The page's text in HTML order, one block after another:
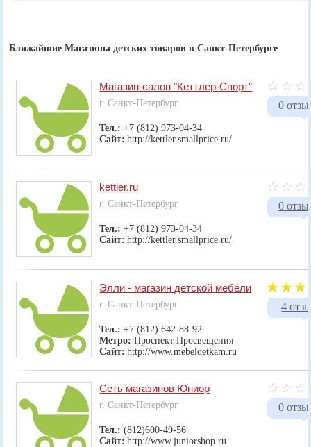
Ближайшие Магазины детских товаров в Санкт-Петербурге
0
Магазин-салон "Кеттлер-Спорт"
г. Санкт-Петербург
Тел.:+7 (812) 973-04-34
Сайт: http://kettler.smallprice.ru/
0
kettler.ru
г. Санкт-Петербург
Тел.:+7 (812) 973-04-34
Сайт: http://kettler.smallprice.ru/
4
Элли - магазин детской мебели
г. Санкт-Петербург
Тел.:+7 (812) 642-88-92
Метро:Проспект Просвещения
Сайт: http://www.mebeldetkam.ru
0
Сеть магазинов Юниор
г. Санкт-Петербург
Тел.:(812)600-49-56
Сайт: http://www.juniorshop.ru